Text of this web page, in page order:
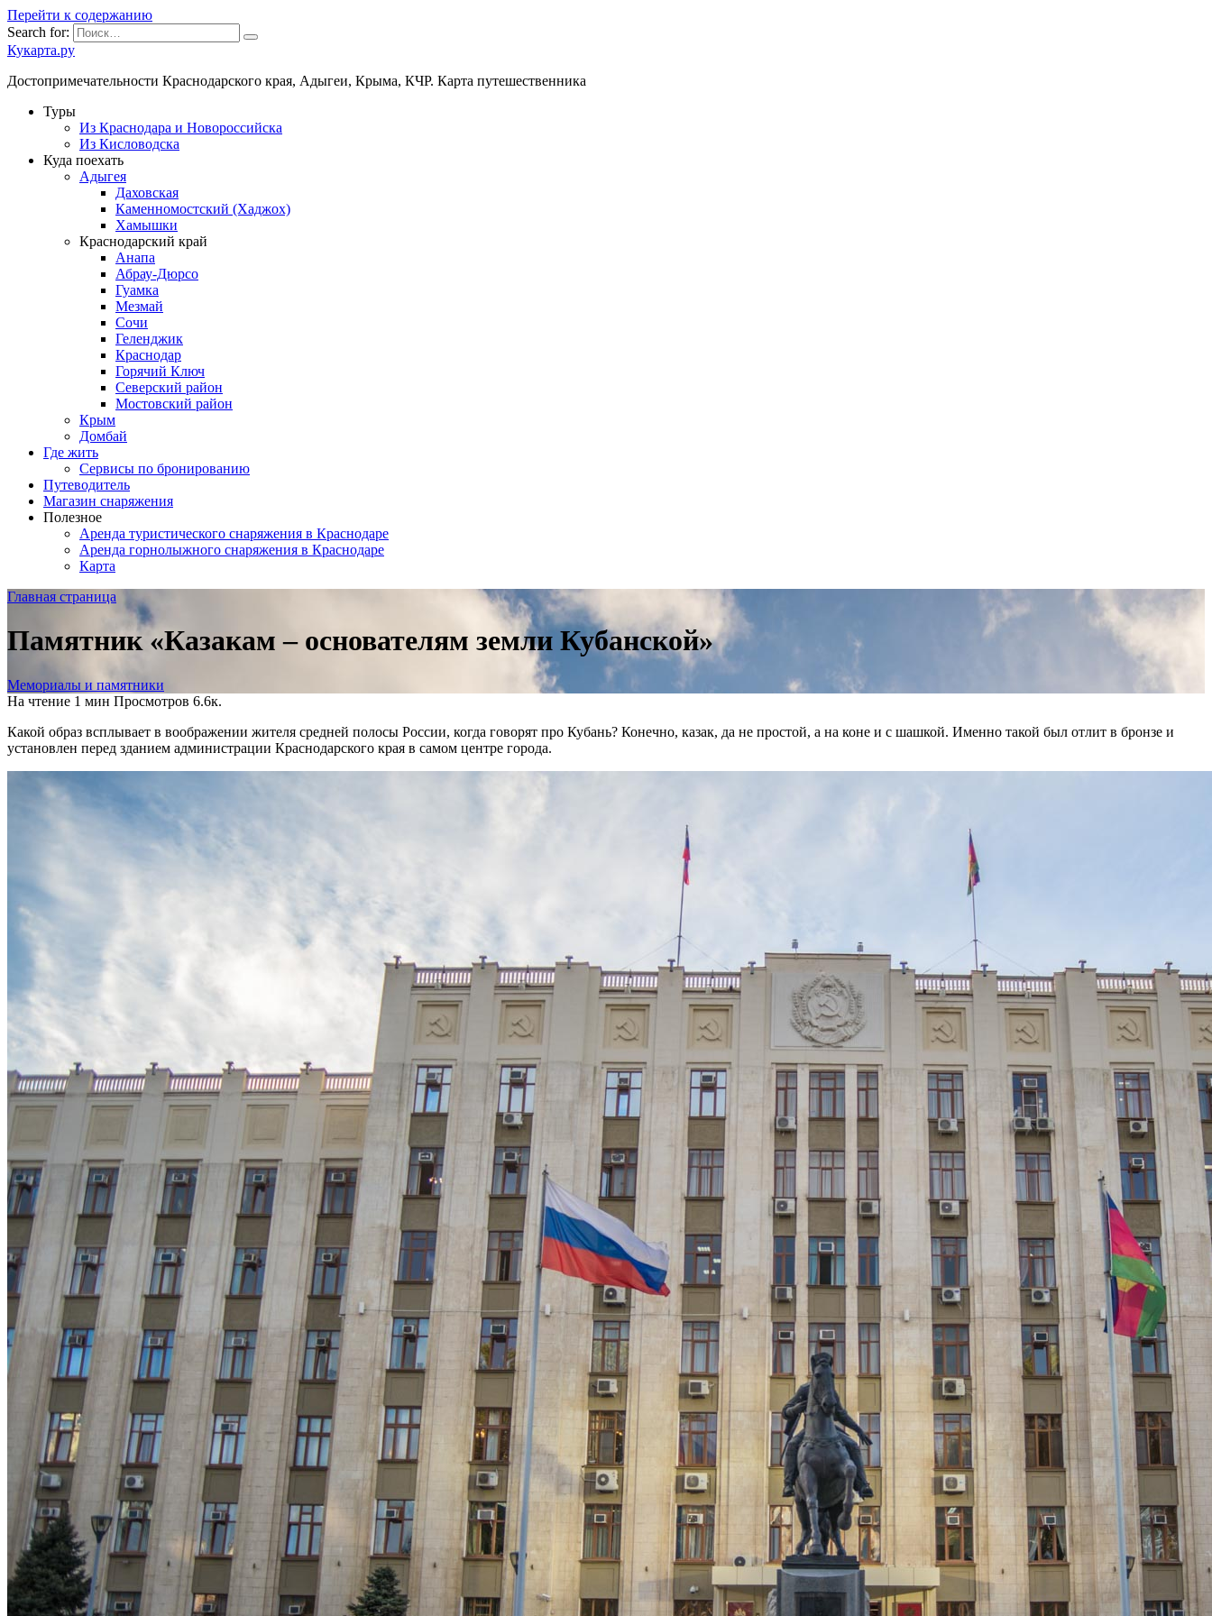
Перейти к содержанию
Search for:
Кукарта.ру
Достопримечательности Краснодарского края, Адыгеи, Крыма, КЧР. Карта путешественника
Туры
Из Краснодара и Новороссийска
Из Кисловодска
Куда поехать
Адыгея
Даховская
Каменномостский (Хаджох)
Хамышки
Краснодарский край
Анапа
Абрау-Дюрсо
Гуамка
Мезмай
Сочи
Геленджик
Краснодар
Горячий Ключ
Северский район
Мостовский район
Крым
Домбай
Где жить
Сервисы по бронированию
Путеводитель
Магазин снаряжения
Полезное
Аренда туристического снаряжения в Краснодаре
Аренда горнолыжного снаряжения в Краснодаре
Карта
Главная страница
Памятник «Казакам – основателям земли Кубанской»
Мемориалы и памятники
На чтение 1 мин Просмотров 6.6к.
Какой образ всплывает в воображении жителя средней полосы России, когда говорят про Кубань? Конечно, казак, да не простой, а на коне и с шашкой. Именно такой был отлит в бронзе и
установлен перед зданием администрации Краснодарского края в самом центре города.